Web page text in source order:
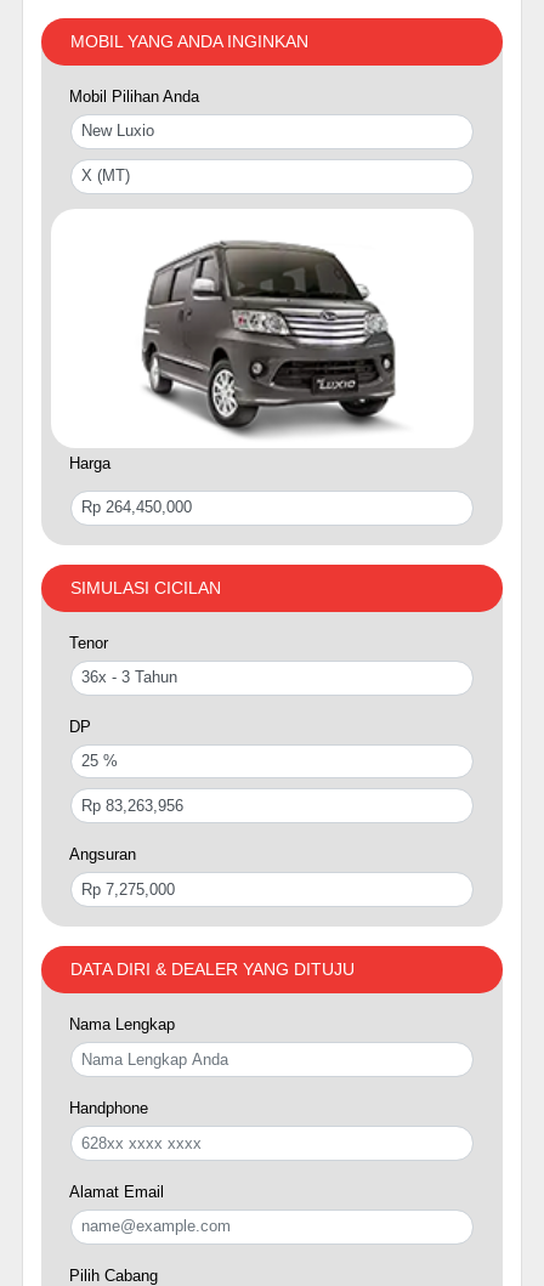
MOBIL YANG ANDA INGINKAN
Mobil Pilihan Anda
Harga
SIMULASI CICILAN
Tenor
DP
Angsuran
DATA DIRI & DEALER YANG DITUJU
Nama Lengkap
Handphone
Alamat Email
Pilih Cabang